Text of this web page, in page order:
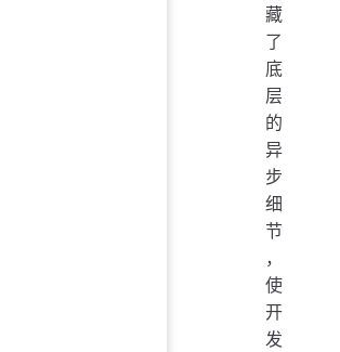
藏
了
底
层
的
异
步
细
节
，
使
开
发